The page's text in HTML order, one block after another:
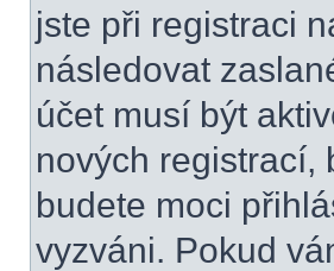
jste při registraci
následovat
účet musí být
nových registrací,
budete moci
vyzváni. Pokud